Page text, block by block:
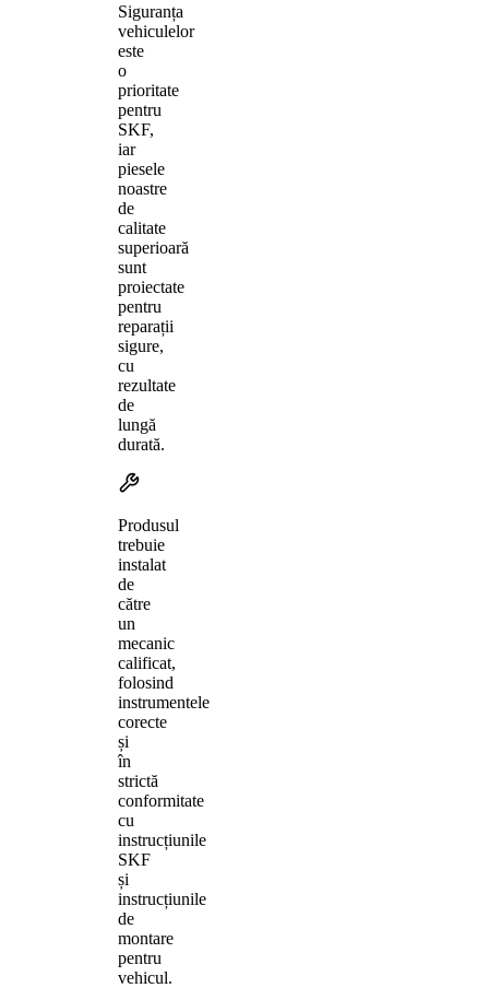
Siguranța
vehiculelor
este
o
prioritate
pentru
SKF,
iar
piesele
noastre
de
calitate
superioară
sunt
proiectate
pentru
reparații
sigure,
cu
rezultate
de
lungă
durată.
Produsul
trebuie
instalat
de
către
un
mecanic
calificat,
folosind
instrumentele
corecte
și
în
strictă
conformitate
cu
instrucțiunile
SKF
și
instrucțiunile
de
montare
pentru
vehicul.